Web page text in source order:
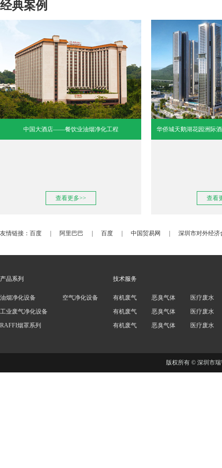
经典案例
中国大酒店——餐饮业油烟净化工程
查看更多>>
华侨城天鹅湖花园洲际
查看
友情链接： 百度 阿里巴巴 百度 中国贸易网 深圳市对外经济
产品系列
油烟净化设备
工业废气净化设备
RAFFI烟罩系列
空气净化设备
技术服务
有机废气
有机废气
有机废气
恶臭气体
恶臭气体
恶臭气体
医疗废水
医疗废水
医疗废水
版权所有 © 深圳市